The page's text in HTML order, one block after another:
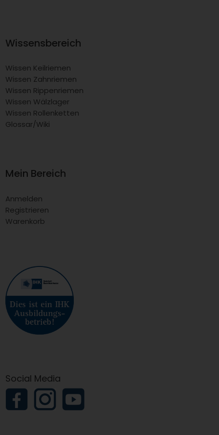
Wissensbereich
Wissen Keilriemen
Wissen Zahnriemen
Wissen Rippenriemen
Wissen Wälzlager
Wissen Rollenketten
Glossar/Wiki
Mein Bereich
Anmelden
Registrieren
Warenkorb
Social Media